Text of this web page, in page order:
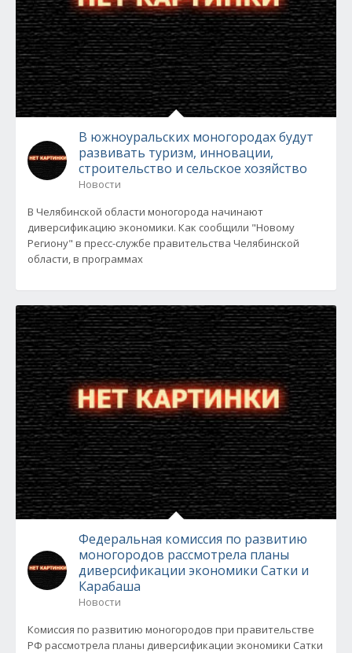
В южноуральских моногородах будут
развивать туризм, инновации,
строительство и сельское хозяйство
Новости
В Челябинской области моногорода начинают
диверсификацию экономики. Как сообщили "Новому
Региону" в пресс-службе правительства Челябинской
области, в программах
Федеральная комиссия по развитию
моногородов рассмотрела планы
диверсификации экономики Сатки и
Карабаша
Новости
Комиссия по развитию моногородов при правительстве
РФ рассмотрела планы диверсификации экономики Сатки